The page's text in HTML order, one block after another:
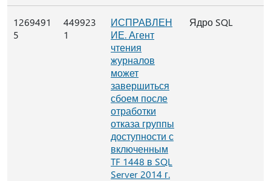
1269491
5
449923
1
ИСПРАВЛЕН
ИЕ. Агент
чтения
журналов
может
завершиться
сбоем после
отработки
отказа группы
доступности с
включенным
TF 1448 в SQL
Server 2014 г.
Ядро SQL